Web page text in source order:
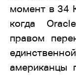
момент в 34
когда
правом
американцы